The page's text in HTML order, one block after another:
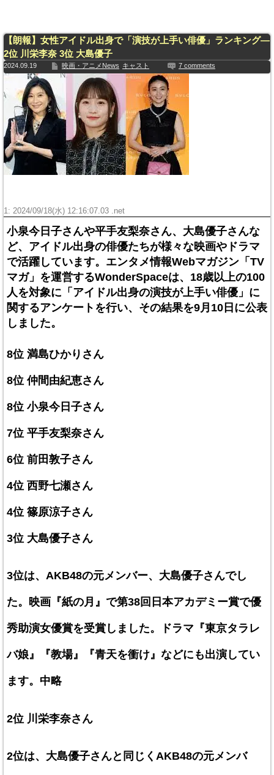
【朗報】女性アイドル出身で「演技が上手い俳優」ランキング—
2位 川栄李奈 3位 大島優子
2024.09.19 映画・アニメNews キャスト 7 comments
1: 2024/09/18(水) 12:16:07.03 .net
小泉今日子さんや平手友梨奈さん、大島優子さんな
ど、アイドル出身の俳優たちが様々な映画やドラマ
で活躍しています。エンタメ情報Webマガジン「TV
マガ」を運営するWonderSpaceは、18歳以上の100
人を対象に「アイドル出身の演技が上手い俳優」に
関するアンケートを行い、その結果を9月10日に公表
しました。
8位 満島ひかりさん
8位 仲間由紀恵さん
8位 小泉今日子さん
7位 平手友梨奈さん
6位 前田敦子さん
4位 西野七瀬さん
4位 篠原涼子さん
3位 大島優子さん
3位は、AKB48の元メンバー、大島優子さんでし
た。映画『紙の月』で第38回日本アカデミー賞で優
秀助演女優賞を受賞しました。ドラマ『東京タラレ
バ娘』『教場』『青天を衝け』などにも出演してい
ます。中略
2位 川栄李奈さん
2位は、大島優子さんと同じくAKB48の元メンバ